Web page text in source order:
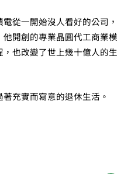
從一開始沒人看好的公司，
開創的專業晶圓代工商業模
也改變了世上幾十億人的生
充實而寫意的退休生活。